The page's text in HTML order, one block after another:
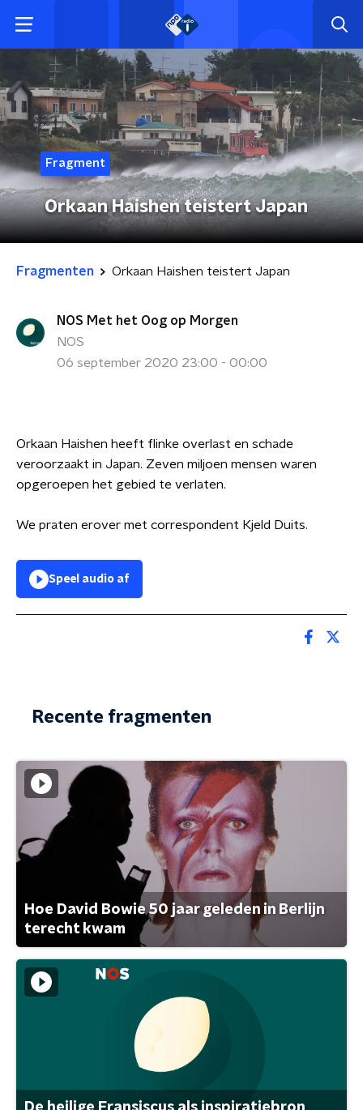
Fragment
Orkaan Haishen teistert Japan
Fragmenten Orkaan Haishen teistert Japan
NOS Met het Oog op Morgen
NOS
06 september 2020 23:00 - 00:00
Orkaan Haishen heeft flinke overlast en schade
veroorzaakt in Japan. Zeven miljoen mensen waren
opgeroepen het gebied te verlaten.
We praten erover met correspondent Kjeld Duits.
Speel audio af
Recente fragmenten
Hoe David Bowie 50 jaar geleden in Berlijn
terecht kwam